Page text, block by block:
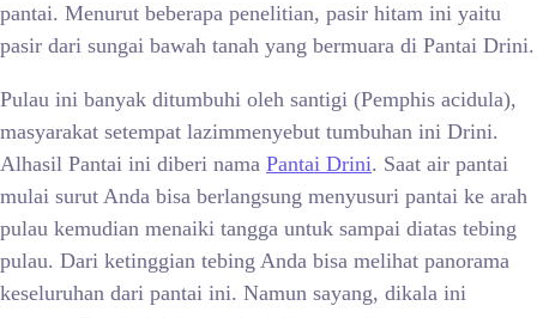
pantai. Menurut beberapa penelitian, pasir hitam ini yaitu
pasir dari sungai bawah tanah yang bermuara di Pantai Drini.
Pulau ini banyak ditumbuhi oleh santigi (Pemphis acidula),
masyarakat setempat lazimmenyebut tumbuhan ini Drini.
Alhasil Pantai ini diberi nama Pantai Drini. Saat air pantai
mulai surut Anda bisa berlangsung menyusuri pantai ke arah
pulau kemudian menaiki tangga untuk sampai diatas tebing
pulau. Dari ketinggian tebing Anda bisa melihat panorama
keseluruhan dari pantai ini. Namun sayang, dikala ini